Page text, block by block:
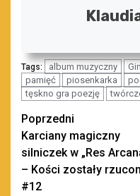
Tags: album muzyczny
pamięć
piosenkarka
tęskno gra poezję
Zobacz
wpisy
Poprzedni
Karciany magiczny
silniczek w „Res
– Kości zostały
#12